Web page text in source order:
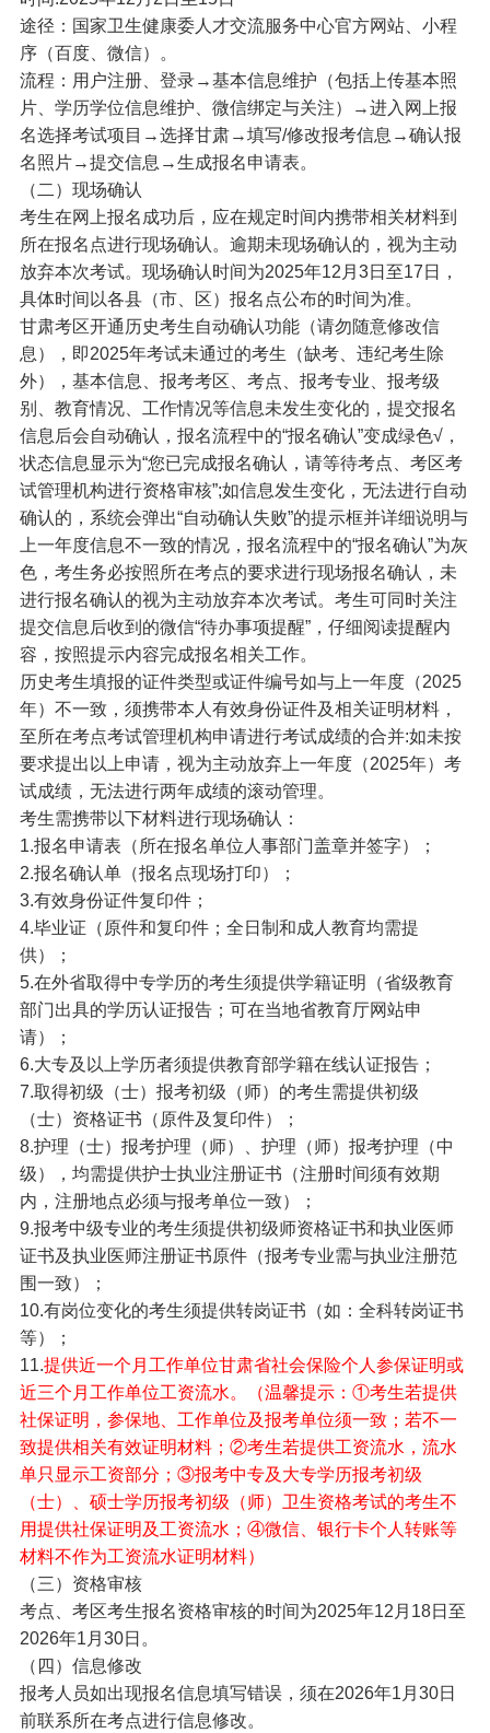
途径：国家卫生健康委人才交流服务中心官方网站、小程
序（百度、微信）。
流程：用户注册、登录→基本信息维护（包括上传基本照
片、学历学位信息维护、微信绑定与关注）→进入网上报
名选择考试项目→选择甘肃→填写/修改报考信息→确认报
名照片→提交信息→生成报名申请表。
（二）现场确认
考生在网上报名成功后，应在规定时间内携带相关材料到
所在报名点进行现场确认。逾期未现场确认的，视为主动
放弃本次考试。现场确认时间为2025年12月3日至17日，
具体时间以各县（市、区）报名点公布的时间为准。
甘肃考区开通历史考生自动确认功能（请勿随意修改信
息），即2025年考试未通过的考生（缺考、违纪考生除
外），基本信息、报考考区、考点、报考专业、报考级
别、教育情况、工作情况等信息未发生变化的，提交报名
信息后会自动确认，报名流程中的“报名确认”变成绿色√，
状态信息显示为“您已完成报名确认，请等待考点、考区考
试管理机构进行资格审核”;如信息发生变化，无法进行自动
确认的，系统会弹出“自动确认失败”的提示框并详细说明与
上一年度信息不一致的情况，报名流程中的“报名确认”为灰
色，考生务必按照所在考点的要求进行现场报名确认，未
进行报名确认的视为主动放弃本次考试。考生可同时关注
提交信息后收到的微信“待办事项提醒”，仔细阅读提醒内
容，按照提示内容完成报名相关工作。
历史考生填报的证件类型或证件编号如与上一年度（2025
年）不一致，须携带本人有效身份证件及相关证明材料，
至所在考点考试管理机构申请进行考试成绩的合并:如未按
要求提出以上申请，视为主动放弃上一年度（2025年）考
试成绩，无法进行两年成绩的滚动管理。
考生需携带以下材料进行现场确认：
1.报名申请表（所在报名单位人事部门盖章并签字）；
2.报名确认单（报名点现场打印）；
3.有效身份证件复印件；
4.毕业证（原件和复印件；全日制和成人教育均需提
供）；
5.在外省取得中专学历的考生须提供学籍证明（省级教育
部门出具的学历认证报告；可在当地省教育厅网站申
请）；
6.大专及以上学历者须提供教育部学籍在线认证报告；
7.取得初级（士）报考初级（师）的考生需提供初级
（士）资格证书（原件及复印件）；
8.护理（士）报考护理（师）、护理（师）报考护理（中
级），均需提供护士执业注册证书（注册时间须有效期
内，注册地点必须与报考单位一致）；
9.报考中级专业的考生须提供初级师资格证书和执业医师
证书及执业医师注册证书原件（报考专业需与执业注册范
围一致）；
10.有岗位变化的考生须提供转岗证书（如：全科转岗证书
等）；
11.提供近一个月工作单位甘肃省社会保险个人参保证明或
近三个月工作单位工资流水。（温馨提示：①考生若提供
社保证明，参保地、工作单位及报考单位须一致；若不一
致提供相关有效证明材料；②考生若提供工资流水，流水
单只显示工资部分；③报考中专及大专学历报考初级
（士）、硕士学历报考初级（师）卫生资格考试的考生不
用提供社保证明及工资流水；④微信、银行卡个人转账等
材料不作为工资流水证明材料）
（三）资格审核
考点、考区考生报名资格审核的时间为2025年12月18日至
2026年1月30日。
（四）信息修改
报考人员如出现报名信息填写错误，须在2026年1月30日
前联系所在考点进行信息修改。